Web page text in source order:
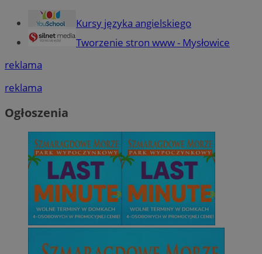
Kursy języka angielskiego
Tworzenie stron www - Mysłowice
reklama
reklama
Ogłoszenia